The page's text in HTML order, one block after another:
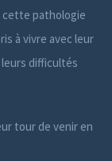
cette pathologie
à vivre avec leur
difficultés
tour de venir en